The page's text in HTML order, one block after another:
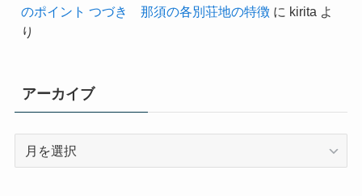
のポイント つづき 那須の各別荘地の特徴に kirita よ
り
アーカイブ